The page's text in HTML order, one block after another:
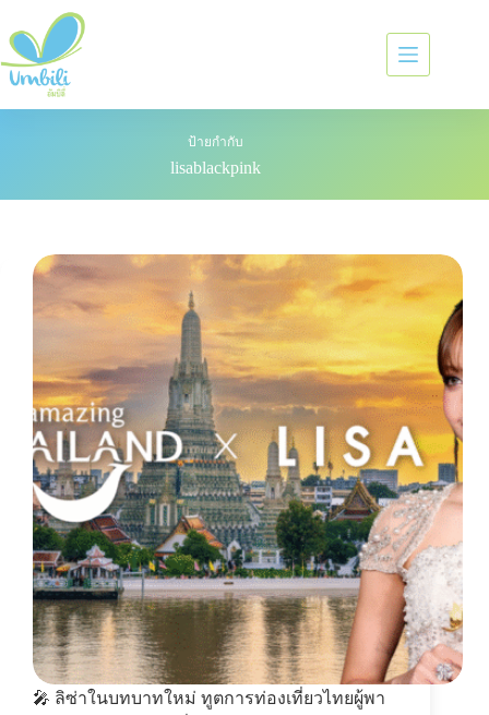
ป้ายกำกับ
lisablackpink
🎤 ลิซ่าในบทบาทใหม่ ทูตการท่องเที่ยวไทยผู้พา